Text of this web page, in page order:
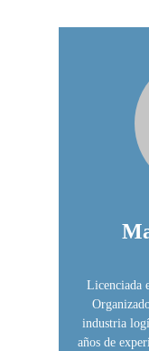
Licenciada
industria
años de